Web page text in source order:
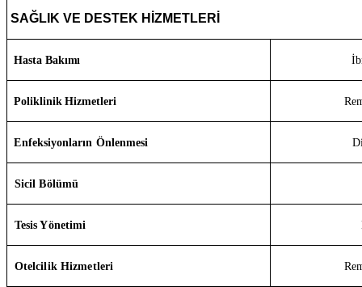
SAĞLIK VE DESTEK HİZMETLERİ
Hasta Bakımı
Poliklinik Hizmetleri
Enfeksiyonların Önlenmesi
Sicil Bölümü
Tesis Yönetimi
Otelcilik Hizmetleri